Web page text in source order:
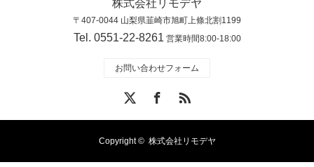
株式会社リモデヤ
〒407-0044 山梨県韮崎市旭町上條北割1199
Tel. 0551-22-8261 営業時間8:00-18:00
お問い合わせフォーム
RSS
Copyright © 株式会社リモデヤ